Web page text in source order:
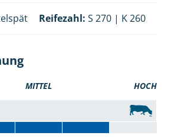
Reifezahl: S 270 | K 260
MITTEL HOCH